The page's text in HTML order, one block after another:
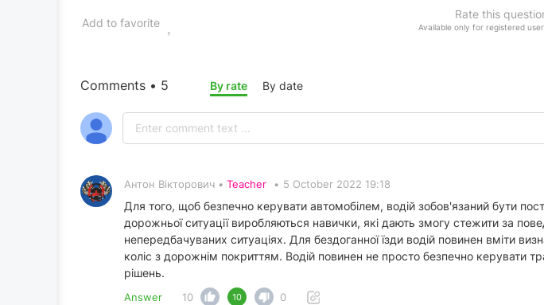
Rate this
Available only for registered
Add to favorite
Comments • 5 By rate By date
Антон Вікторович • Teacher • 5 October 2022 19:18
Для того, щоб безпечно керувати автомобілем, водій зобов'язаний бути
дорожньої ситуації виробляються навички, які дають змогу стежити за
непередбачуваних ситуаціях. Для бездоганної їзди водій повинен вміти
коліс з дорожнім покриттям. Водій повинен не просто безпечно керувати
рішень.
Answer 10 10 0